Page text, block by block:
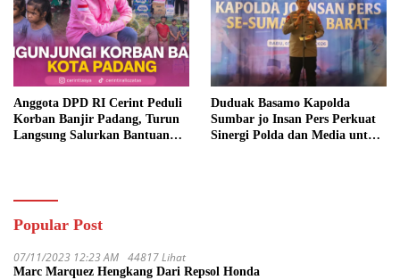
Anggota DPD RI Cerint Peduli
Korban Banjir Padang, Turun
Langsung Salurkan Bantuan
Duduak Basamo Kapolda
Sumbar jo Insan Pers Perkuat
Sinergi Polda dan Media untuk
Popular Post
07/11/2023 12:23 AM 44817 Lihat
Marc Marquez Hengkang Dari Repsol Honda